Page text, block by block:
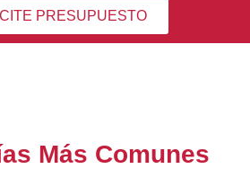
PRESUPUESTO
Más Comunes